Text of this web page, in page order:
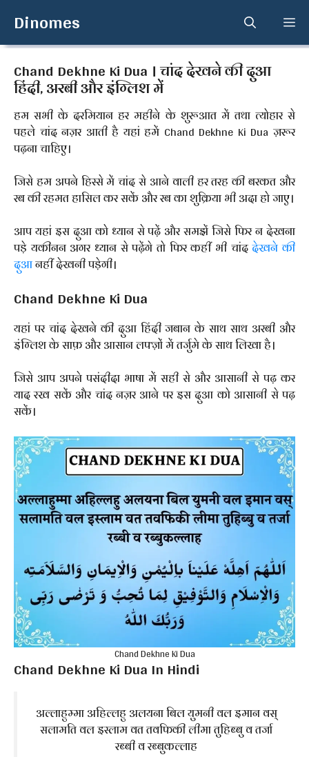
content
Dinomes
Chand Dekhne Ki Dua । चांद देखने की दुआ
हिंदी, अरबी और इंग्लिश में
हम सभी के दरमियान हर महीने के शुरूआत में तथा त्योहार से
पहले चांद नज़र आती है यहां हमें Chand Dekhne Ki Dua ज़रूर
पढ़ना चाहिए।
जिसे हम अपने हिस्से में चांद से आने वाली हर तरह की बरकत और
रब की रहमत हासिल कर सकें और रब का शुक्रिया भी अदा हो जाए।
आप यहां इस दुआ को ध्यान से पढ़ें और समझें जिसे फिर न देखना
पड़े यकीनन अगर ध्यान से पढ़ेंगे तो फिर कहीं भी चांददेखने की
दुआनहीं देखनी पड़ेगी।
Chand Dekhne Ki Dua
यहां पर चांद देखने की दुआ हिंदी जबान के साथ साथ अरबी और
इंग्लिश के साफ़ और आसान लफ्ज़ों में तर्जुमे के साथ लिखा है।
जिसे आप अपने पसंदीदा भाषा में सही से और आसानी से पढ़ कर
याद रख सकें और चांद नज़र आने पर इस दुआ को आसानी से पढ़
सकें।
Chand Dekhne Ki Dua
Chand Dekhne Ki Dua In Hindi
अल्लाहुम्मा अहिल्लहु अलयना बिल युमनी वल इमान वस्
सलामति वल इस्लाम वत तवफिकी लीमा तुहिब्बु व तर्जा
रब्बी व रब्बुकल्लाह